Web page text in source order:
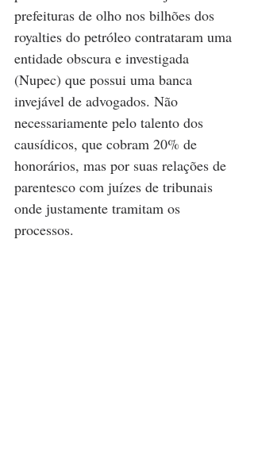
prefeituras de olho nos bilhões dos
royalties do petróleo contrataram uma
entidade obscura e investigada
(Nupec) que possui uma banca
invejável de advogados. Não
necessariamente pelo talento dos
causídicos, que cobram 20% de
honorários, mas por suas relações de
parentesco com juízes de tribunais
onde justamente tramitam os
processos.